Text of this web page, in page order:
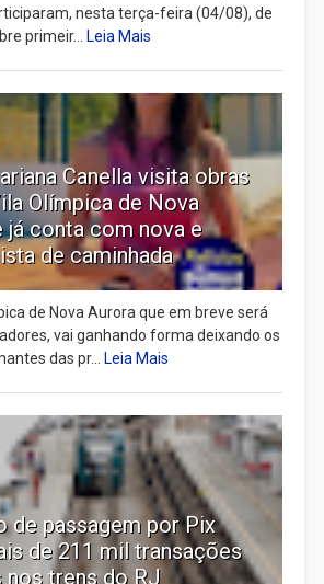
nesta terça-feira (04/08), de
primeir... Leia Mais
Canella visita obras
Olímpica de Nova
já conta com nova e
de caminhada
de Nova Aurora que em breve será
vai ganhando forma deixando os
das pr... Leia Mais
de passagem por Pix
de 211 mil transações
nos trens do RJ